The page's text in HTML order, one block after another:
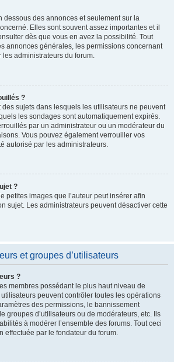
dessous des annonces et seulement sur la
Elles sont souvent assez importantes et il
dès que vous en avez la possibilité. Tout
annonces générales, les permissions concernant
les administrateurs du forum.
?
des sujets dans lesquels les utilisateurs ne peuvent
les sondages sont automatiquement expirés.
par un administrateur ou un modérateur du
Vous pouvez également verrouiller vos
autorisé par les administrateurs.
?
petites images que l’auteur peut insérer afin
sujet. Les administrateurs peuvent désactiver cette
et groupes d’utilisateurs
?
membres possédant le plus haut niveau de
peuvent contrôler toutes les opérations
des permissions, le bannissement
groupes d’utilisateurs ou de modérateurs, etc. Ils
à modérer l’ensemble des forums. Tout ceci
effectuée par le fondateur du forum.